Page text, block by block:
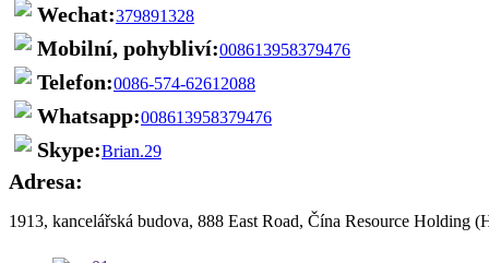
Wechat:379891328
Mobilní, pohybliví:008613958379476
Telefon:0086-574-62612088
Whatsapp:008613958379476
Skype:Brian.29
Adresa:
1913, kancelářská budova, 888 East Road, Čína Resource Holding